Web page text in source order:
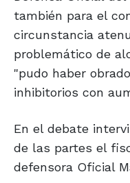
también para el
circunstancia
problemático de
"pudo haber
inhibitorios con
En el debate
de las partes el
defensora Oficial